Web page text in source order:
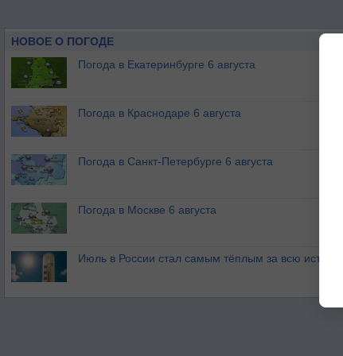
НОВОЕ О ПОГОДЕ
Погода в Екатеринбурге 6 августа
Погода в Краснодаре 6 августа
Погода в Санкт-Петербурге 6 августа
Погода в Москве 6 августа
Июль в России стал самым тёплым за всю историю